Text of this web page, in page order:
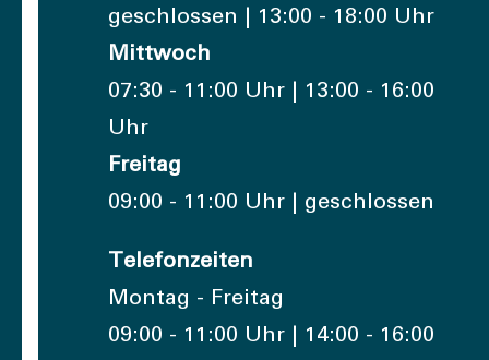
geschlossen | 13:00 - 18:00 Uhr
Mittwoch
07:30 - 11:00 Uhr | 13:00 - 16:00
Uhr
Freitag
09:00 - 11:00 Uhr | geschlossen
Telefonzeiten
Montag - Freitag
09:00 - 11:00 Uhr | 14:00 - 16:00